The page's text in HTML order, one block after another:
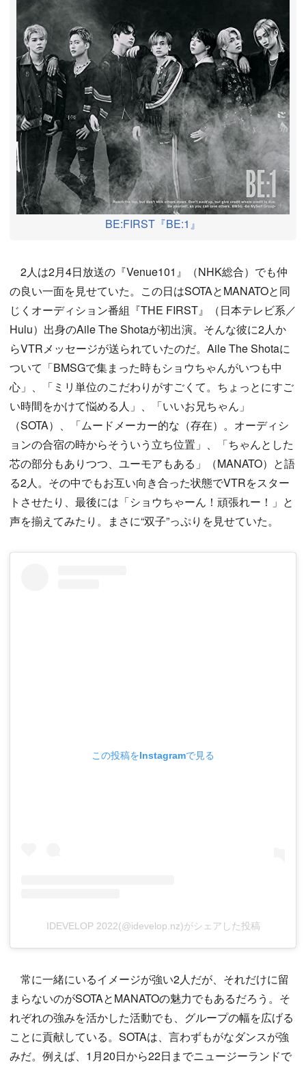
BE:FIRST『BE:1』
2人は2月4日放送の『Venue101』（NHK総合）でも仲
の良い一面を見せていた。この日はSOTAとMANATOと同
じくオーディション番組『THE FIRST』（日本テレビ系／
Hulu）出身のAile The Shotaが初出演。そんな彼に2人か
らVTRメッセージが送られていたのだ。Aile The Shotaに
ついて「BMSGで集まった時もショウちゃんがいつも中
心」、「ミリ単位のこだわりがすごくて。ちょっとにすご
い時間をかけて悩める人」、「いいお兄ちゃん」
（SOTA）、「ムードメーカー的な（存在）。オーディシ
ョンの合宿の時からそういう立ち位置」、「ちゃんとした
芯の部分もありつつ、ユーモアもある」（MANATO）と語
る2人。その中でもお互い向き合った状態でVTRをスター
トさせたり、最後には「ショウちゃーん！頑張れー！」と
声を揃えてみたり。まさに“双子”っぷりを見せていた。
この投稿をInstagramで見る
IDEVELOP 2022(@idevelop.nz)がシェアした投稿
常に一緒にいるイメージが強い2人だが、それだけに留
まらないのがSOTAとMANATOの魅力でもあるだろう。そ
れぞれの強みを活かした活動でも、グループの幅を広げる
ことに貢献している。SOTAは、言わずもがなダンスが強
みだ。例えば、1月20日から22日までニュージーランドで